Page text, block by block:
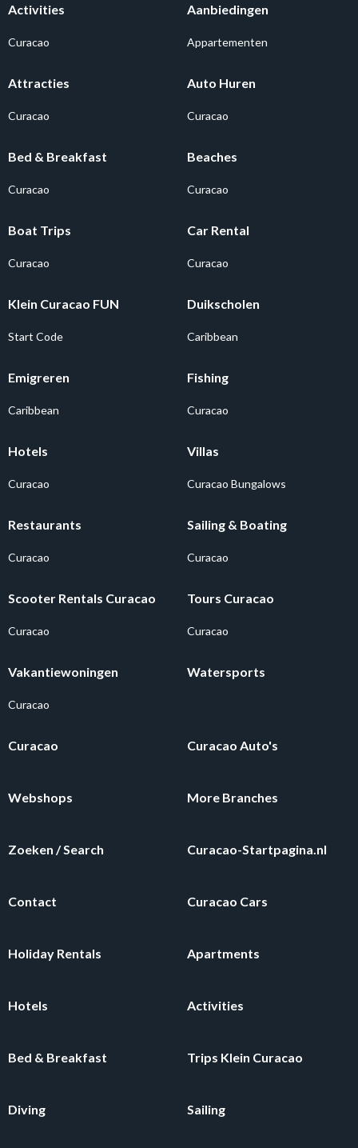
Activities
Curacao
Aanbiedingen
Appartementen
Attracties
Curacao
Auto Huren
Curacao
Bed & Breakfast
Curacao
Beaches
Curacao
Boat Trips
Curacao
Car Rental
Curacao
Klein Curacao FUN
Start Code
Duikscholen
Caribbean
Emigreren
Caribbean
Fishing
Curacao
Hotels
Curacao
Villas
Curacao Bungalows
Restaurants
Curacao
Sailing & Boating
Curacao
Scooter Rentals Curacao
Curacao
Tours Curacao
Curacao
Vakantiewoningen
Curacao
Watersports
Curacao Curacao Auto's
Webshops More Branches
Zoeken / Search Curacao-Startpagina.nl
Contact Curacao Cars
Holiday Rentals Apartments
Hotels Activities
Bed & Breakfast Trips Klein Curacao
Diving Sailing